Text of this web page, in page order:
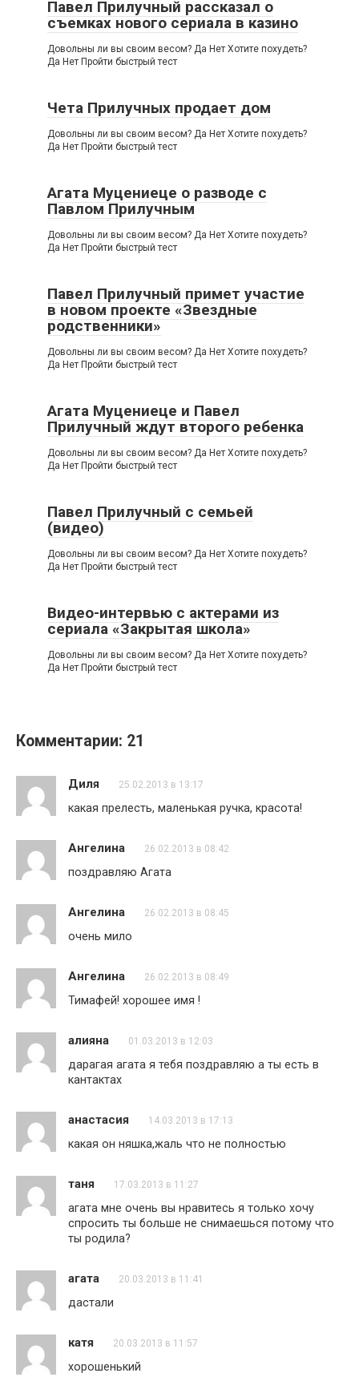
Павел Прилучный рассказал о
съемках нового сериала в казино
Довольны ли вы своим весом? Да Нет Хотите похудеть?
Да Нет Пройти быстрый тест
Чета Прилучных продает дом
Довольны ли вы своим весом? Да Нет Хотите похудеть?
Да Нет Пройти быстрый тест
Агата Муцениеце о разводе с
Павлом Прилучным
Довольны ли вы своим весом? Да Нет Хотите похудеть?
Да Нет Пройти быстрый тест
Павел Прилучный примет участие
в новом проекте «Звездные
родственники»
Довольны ли вы своим весом? Да Нет Хотите похудеть?
Да Нет Пройти быстрый тест
Агата Муцениеце и Павел
Прилучный ждут второго ребенка
Довольны ли вы своим весом? Да Нет Хотите похудеть?
Да Нет Пройти быстрый тест
Павел Прилучный с семьей
(видео)
Довольны ли вы своим весом? Да Нет Хотите похудеть?
Да Нет Пройти быстрый тест
Видео-интервью с актерами из
сериала «Закрытая школа»
Довольны ли вы своим весом? Да Нет Хотите похудеть?
Да Нет Пройти быстрый тест
Комментарии: 21
Диля 25.02.2013 в 13:17
какая прелесть, маленькая ручка, красота!
Ангелина 26.02.2013 в 08:42
поздравляю Агата
Ангелина 26.02.2013 в 08:45
очень мило
Ангелина 26.02.2013 в 08:49
Тимафей! хорошее имя !
алияна 01.03.2013 в 12:03
дарагая агата я тебя поздравляю а ты есть в
кантактах
анастасия 14.03.2013 в 17:13
какая он няшка,жаль что не полностью
таня 17.03.2013 в 11:27
агата мне очень вы нравитесь я только хочу
спросить ты больше не снимаешься потому что
ты родила?
агата 20.03.2013 в 11:41
дастали
катя 20.03.2013 в 11:57
хорошенький